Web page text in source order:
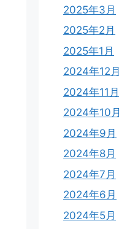
2025年3月
2025年2月
2025年1月
2024年12月
2024年11月
2024年10月
2024年9月
2024年8月
2024年7月
2024年6月
2024年5月